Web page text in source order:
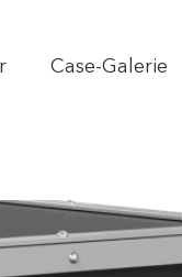
Case-Galerie